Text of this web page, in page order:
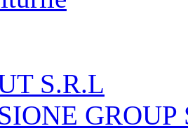
S.R.L
GROUP